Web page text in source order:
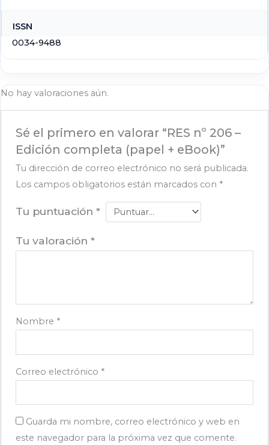
ISSN
0034-9488
No hay valoraciones aún.
Sé el primero en valorar “RES nº 206 –
Edición completa (papel + eBook)”
Tu dirección de correo electrónico no será publicada.
Los campos obligatorios están marcados con *
Tu puntuación*
Tu valoración*
Nombre *
Correo electrónico *
Guarda mi nombre, correo electrónico y web en
este navegador para la próxima vez que comente.